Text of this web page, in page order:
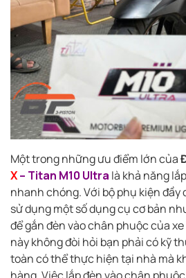
Một trong những ưu điểm lớn của
X– Titan M10 Ultra là khả năng
nhanh chóng. Với bộ phụ kiện đầy
sử dụng một số dụng cụ cơ bản
để gắn đèn vào chân phuộc của xe
này không đòi hỏi bạn phải có kỹ
toàn có thể thực hiện tại nhà mà